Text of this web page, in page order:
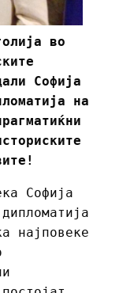
во
Софија
на
Софија
најповеке